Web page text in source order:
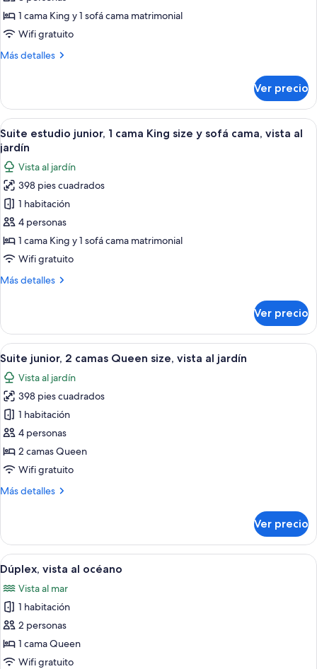
1
habitación,
al
1 cama King y 1 sofá cama matrimonial
Wifi gratuito
Más detalles
Más
1
habitación,
vista
al
jardín
Ver precio
Abrir
todas
las
fotos
de
Suite
estudio
junior,
1
King
sofá
cama,
vista
al
jardín
Habitación de hotel con una cama
5
Suite estudio junior, 1 cama King size y sofá cama, vista al
jardín
Vista al jardín
398 pies cuadrados
1 habitación
4 personas
1 cama King y 1 sofá cama matrimonial
Wifi gratuito
Más detalles
Más
estudio
junior,
1
cama
King
size
sofá
cama,
vista
al
jardín
Ver precio
Abrir
todas
las
fotos
de
Suite
junior,
2
Queen
al
jardín
Suite junior, 2 camas Queen size,
5
Suite junior, 2 camas Queen size, vista al jardín
Vista al jardín
398 pies cuadrados
1 habitación
4 personas
2 camas Queen
Wifi gratuito
Más detalles
Más
junior,
camas
Queen
size,
vista
al
jardín
Ver precio
Abrir
todas
las
fotos
de
Dúplex,
vista
Un dormitorio con cama, mesitas de
10
Dúplex, vista al océano
Vista al mar
1 habitación
2 personas
1 cama Queen
Wifi gratuito